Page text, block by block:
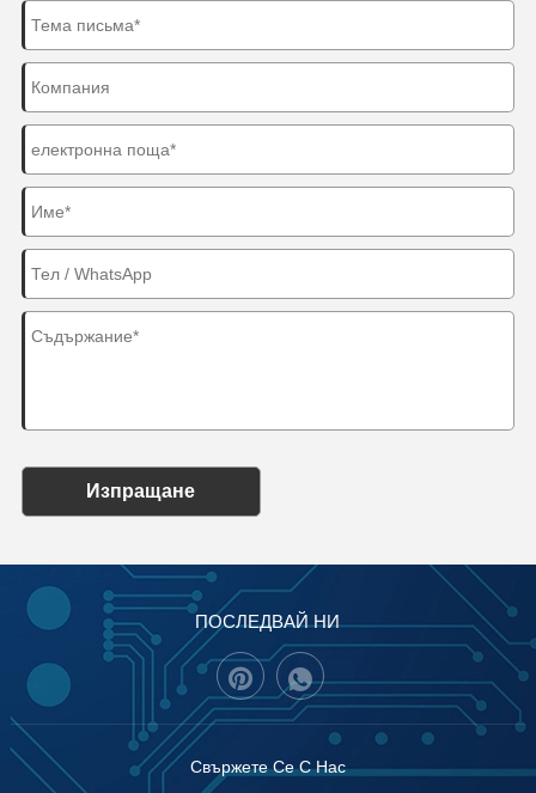
Изпращане
ПОСЛЕДВАЙ НИ
Свържете Се С Нас